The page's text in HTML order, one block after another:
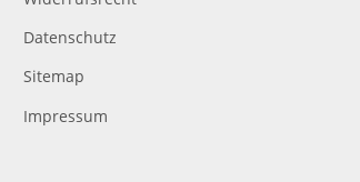
Datenschutz
Sitemap
Impressum